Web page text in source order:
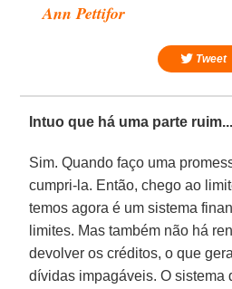
Ann Pettifor
Tweet
Intuo que há uma parte ruim...
Sim. Quando faço uma
cumpri-la. Então, chego ao
temos agora é um sistema
limites. Mas também não há
devolver os créditos, o que
dívidas impagáveis. O sistema